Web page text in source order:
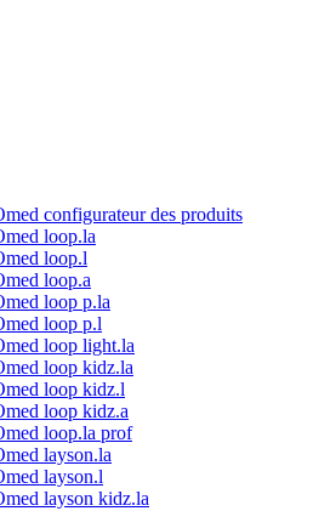
configurateur des produits
loop.la
loop.l
loop.a
loop p.la
loop p.l
loop light.la
loop kidz.la
loop kidz.l
loop kidz.a
loop.la prof
layson.la
layson.l
layson kidz.la